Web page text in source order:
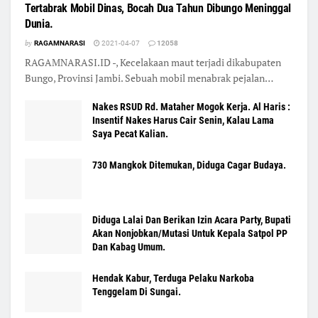
Tertabrak Mobil Dinas, Bocah Dua Tahun Dibungo Meninggal
Dunia.
by RAGAMNARASI 2021-04-07 12058
RAGAMNARASI.ID -, Kecelakaan maut terjadi dikabupaten
Bungo, Provinsi Jambi. Sebuah mobil menabrak pejalan…
Nakes RSUD Rd. Mataher Mogok Kerja. Al Haris :
Insentif Nakes Harus Cair Senin, Kalau Lama
Saya Pecat Kalian.
730 Mangkok Ditemukan, Diduga Cagar Budaya.
Diduga Lalai Dan Berikan Izin Acara Party, Bupati
Akan Nonjobkan/Mutasi Untuk Kepala Satpol PP
Dan Kabag Umum.
Hendak Kabur, Terduga Pelaku Narkoba
Tenggelam Di Sungai.